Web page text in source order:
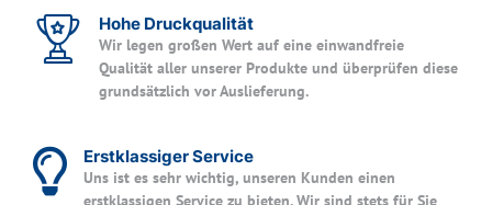
Hohe Druckqualität
Wir legen großen Wert auf eine einwandfreie
Qualität aller unserer Produkte und überprüfen diese
grundsätzlich vor Auslieferung.
Erstklassiger Service
Uns ist es sehr wichtig, unseren Kunden einen
erstklassigen Service zu bieten. Wir sind stets für Sie